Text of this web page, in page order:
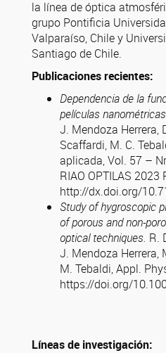
la línea de óptica
grupo Pontificia
Valparaíso, Chile y
Santiago de Chile.
Publicaciones recientes:
Dependencia de la
películas
J. Mendoza Herrera,
Scaffardi, M. C.
aplicada, Vol. 57 –
RIAO OPTILAS 2023
http://dx.doi.org/
Study of hygroscopic
of porous and non-
optical techniques. R.
J. Mendoza Herrera,
M. Tebaldi, Appl.
https://doi.org/
Líneas de investigación: